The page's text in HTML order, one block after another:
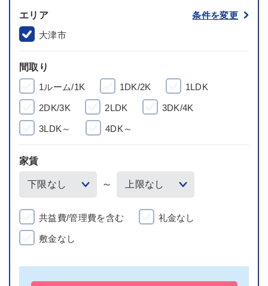
エリア
条件を変更
大津市
間取り
1ルーム/1K
1DK/2K 1LDK
2DK/3K 2LDK 3DK/4K
3LDK～ 4DK～
家賃
～
共益費/管理費を含む 礼金なし
敷金なし